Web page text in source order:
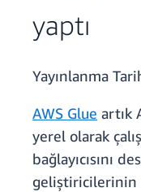
yaptı
Yayınlanma
AWS Glue artık
yerel olarak
bağlayıcısını
geliştiricilerinin